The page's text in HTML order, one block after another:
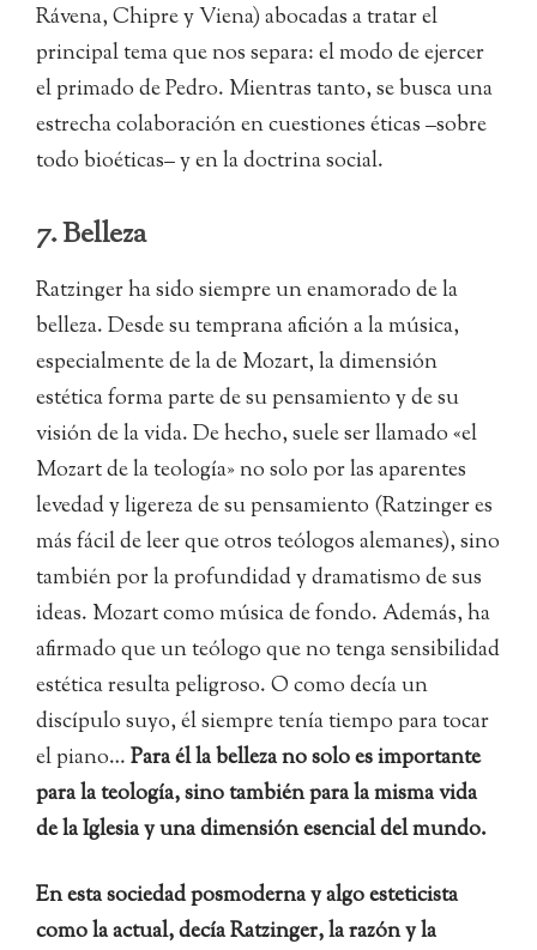
Rávena, Chipre y Viena) abocadas a tratar el
principal tema que nos separa: el modo de ejercer
el primado de Pedro. Mientras tanto, se busca una
estrecha colaboración en cuestiones éticas –sobre
todo bioéticas– y en la doctrina social.
7. Belleza
Ratzinger ha sido siempre un enamorado de la
belleza. Desde su temprana afición a la música,
especialmente de la de Mozart, la dimensión
estética forma parte de su pensamiento y de su
visión de la vida. De hecho, suele ser llamado «el
Mozart de la teología» no solo por las aparentes
levedad y ligereza de su pensamiento (Ratzinger es
más fácil de leer que otros teólogos alemanes), sino
también por la profundidad y dramatismo de sus
ideas. Mozart como música de fondo. Además, ha
afirmado que un teólogo que no tenga sensibilidad
estética resulta peligroso. O como decía un
discípulo suyo, él siempre tenía tiempo para tocar
el piano…Para él la belleza no solo es importante
para la teología, sino también para la misma vida
de la Iglesia y una dimensión esencial del mundo.
En esta sociedad posmoderna y algo esteticista
como la actual, decía Ratzinger, la razón y la